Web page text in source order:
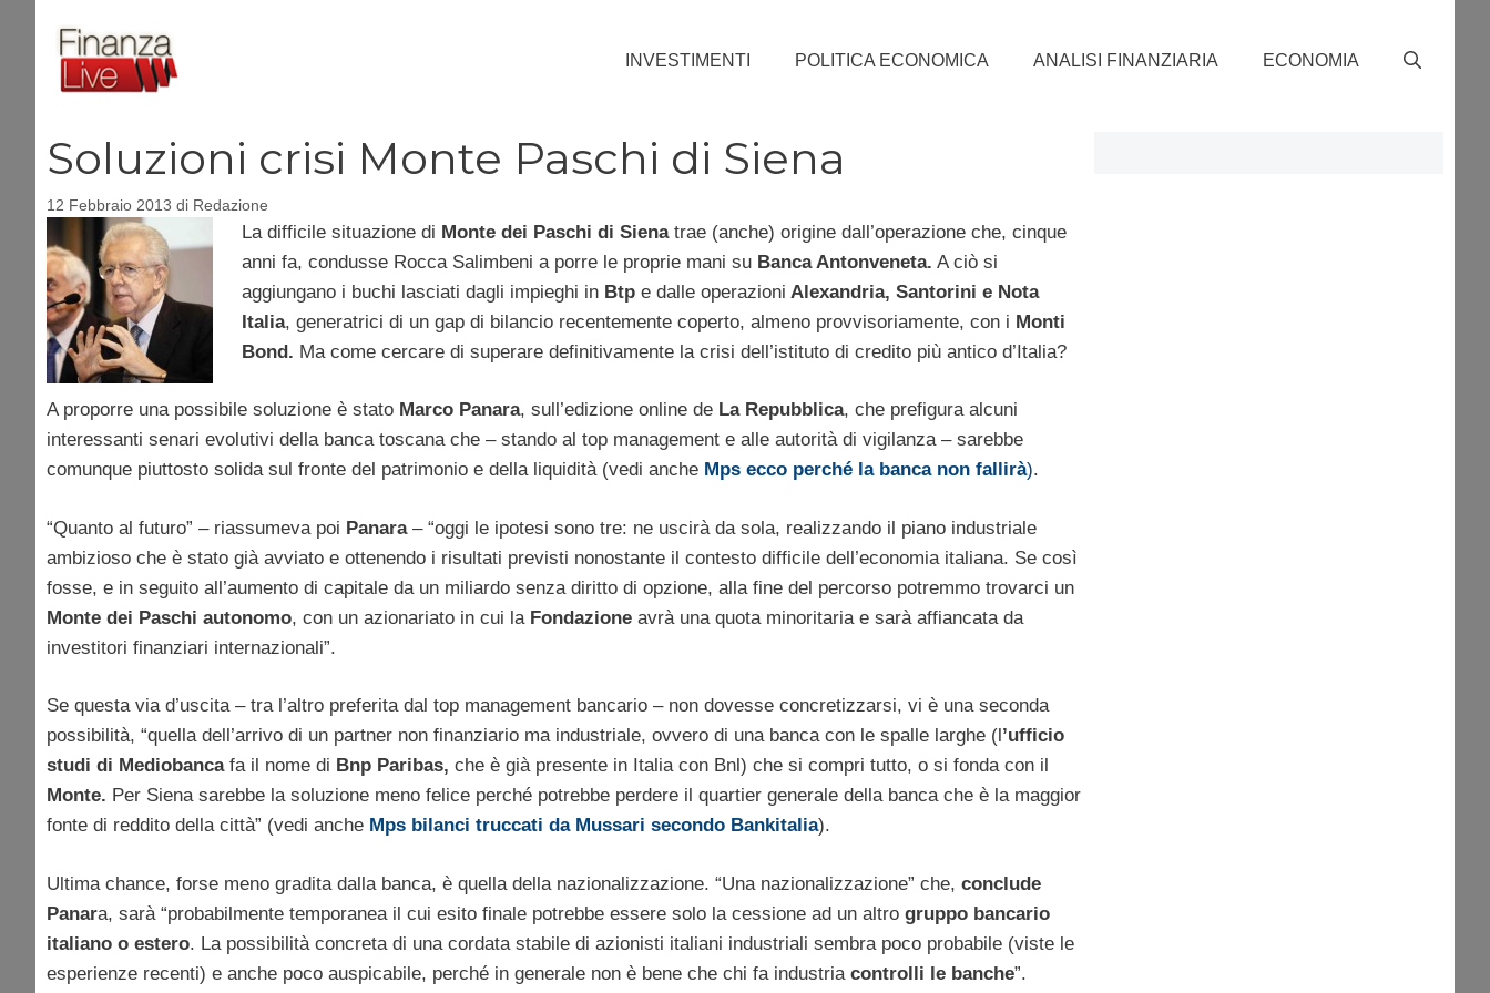
contenuto
INVESTIMENTI POLITICA ECONOMICA ANALISI FINANZIARIA ECONOMIA
Soluzioni crisi Monte Paschi di Siena
12 Febbraio 2013 di Redazione
La difficile situazione di Monte dei Paschi di Sienatrae (anche) origine dall’operazione che, cinque
anni fa, condusse Rocca Salimbeni a porre le proprie mani suBanca Antonveneta. A ciò si
aggiungano i buchi lasciati dagli impieghi in Btpe dalle operazioni Alexandria, Santorini e Nota
Italia, generatrici di un gap di bilancio recentemente coperto, almeno provvisoriamente, con i Monti
Bond. Ma come cercare di superare definitivamente la crisi dell’istituto di credito più antico d’Italia?
A proporre una possibile soluzione è stato Marco Panara, sull’edizione online de La Repubblica, che prefigura alcuni
interessanti senari evolutivi della banca toscana che – stando al top management e alle autorità di vigilanza – sarebbe
comunque piuttosto solida sul fronte del patrimonio e della liquidità (vedi anche Mps ecco perché la banca non fallirà).
“Quanto al futuro” – riassumeva poi Panara– “oggi le ipotesi sono tre: ne uscirà da sola, realizzando il piano industriale
ambizioso che è stato già avviato e ottenendo i risultati previsti nonostante il contesto difficile dell’economia italiana. Se così
fosse, e in seguito all’aumento di capitale da un miliardo senza diritto di opzione, alla fine del percorso potremmo trovarci un
Monte dei Paschi autonomo, con un azionariato in cui la Fondazione avrà una quota minoritaria e sarà affiancata da
investitori finanziari internazionali”.
Se questa via d’uscita – tra l’altro preferita dal top management bancario – non dovesse concretizzarsi, vi è una seconda
possibilità, “quella dell’arrivo di un partner non finanziario ma industriale, ovvero di una banca con le spalle larghe (l ’ufficio
studi di Mediobancafa il nome di Bnp Paribas, che è già presente in Italia con Bnl) che si compri tutto, o si fonda con il
Monte. Per Siena sarebbe la soluzione meno felice perché potrebbe perdere il quartier generale della banca che è la maggior
fonte di reddito della città” (vedi anche Mps bilanci truccati da Mussari secondo Bankitalia).
Ultima chance, forse meno gradita dalla banca, è quella della nazionalizzazione. “Una nazionalizzazione” che, conclude
Panara, sarà “probabilmente temporanea il cui esito finale potrebbe essere solo la cessione ad un altro gruppo bancario
italiano o estero. La possibilità concreta di una cordata stabile di azionisti italiani industriali sembra poco probabile (viste le
esperienze recenti) e anche poco auspicabile, perché in generale non è bene che chi fa industria controlli le banche”.